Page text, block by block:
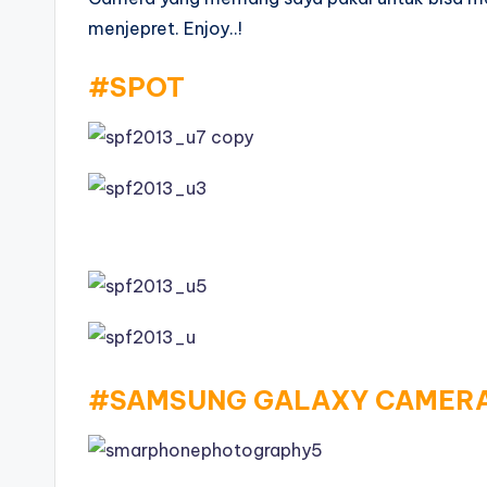
menjepret. Enjoy..!
#SPOT
#SAMSUNG GALAXY